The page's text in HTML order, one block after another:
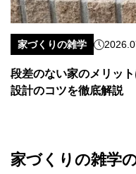
家づくりの雑学
段差のない家のメリッ
設計のコツを徹底解説
家づくりの雑学